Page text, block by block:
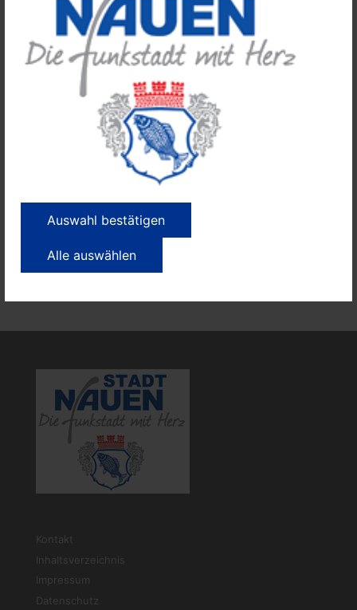
Auswahl bestätigen
Alle auswählen
Donnerstag:
9.00 bis 12.00 Uhr und 14.00 bis
18.00 Uhr
9.00 bis 12.00 Uhr
Am 26. 9. 2025 ist das Briefwahllokal von 9.00 bis
18.00 Uhr geöffnet.
Alle Wähler, die zur Wahl am 14. 9. 2025 Briefwahl
beantragt haben, erhalten automatisch
Briefwahlunterlagen zur Stichwahl am 28. 9. 2025
Bei Fragen steht Ihnen die Wahlbehörde unter
Kontakt
Inhaltsverzeichnis
Impressum
Datenschutz